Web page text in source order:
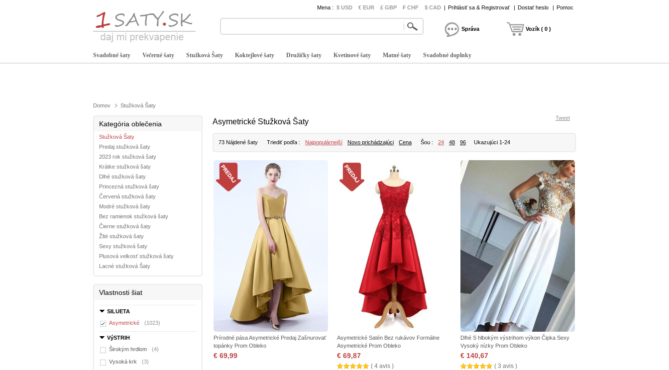
Mena : $ USD € EUR £ GBP ₣ CHF $ CAD | Prihlásiť sa & Registrovať | Dostať heslo | Pomoc
Správa Vozík ( 0 )
Svadobné šaty Večerné šaty Stužková Šaty Koktejlové šaty Družičky šaty Kvetinové šaty Matné šaty Svadobné doplnky
Domov Stužková Šaty
Kategória oblečenia
Stužková Šaty
Predaj stužková šaty
2023 rok stužková šaty
Krátke stužková šaty
Dlhé stužková šaty
Princezná stužková šaty
Červená stužková šaty
Modré stužková šaty
Bez ramienok stužková šaty
Čierne stužková šaty
Žlté stužková šaty
Sexy stužková šaty
Plusová velkosť stužková šaty
Lacné stužková Šaty
Vlastnosti šiat
SILUETA
Asymetrické
(1023)
VýSTRIH
Širokým hrdlom
(4)
Vysoká krk (3)
Asymetrické Stužková Šaty Tweet
73 Nájdené šaty Triediť podľa : Najpopulárnejší Novo prichádzajúci Cena Šou : 24 48 96 Ukazujúci 1-24
Prírodné pása Asymetrické Predaj Zašnurovať
topánky Prom Obleko
€ 69,99
Asymetrické Satén Bez rukávov Formálne
Asymetrické Prom Obleko
€ 69,87
( 4 avis )
Dlhé S hlbokým výstrihom výkon Čipka Sexy
Vysoký nízky Prom Obleko
€ 140,67
( 3 avis )